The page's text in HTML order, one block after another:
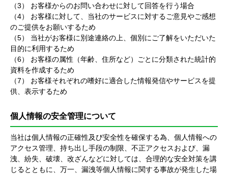
（3） お客様からのお問い合わせに対して回答を行う場合
（4） お客様に対して、当社のサービスに対するご意見やご感想
のご提供をお願いするため
（5） 当社がお客様に別途連絡の上、個別にご了解をいただいた
目的に利用するため
（6） お客様の属性（年齢、住所など）ごとに分類された統計的
資料を作成するため
（7） お客様それぞれの嗜好に適合した情報発信やサービスを提
供、表示するため
個人情報の安全管理について
当社は個人情報の正確性及び安全性を確保する為、個人情報への
アクセス管理、持ち出し手段の制限、不正アクセスおよび、漏
洩、紛失、破壊、改ざんなどに対しては、合理的な安全対策を講
じるとともに、万一、漏洩等個人情報に関する事故が発生した場